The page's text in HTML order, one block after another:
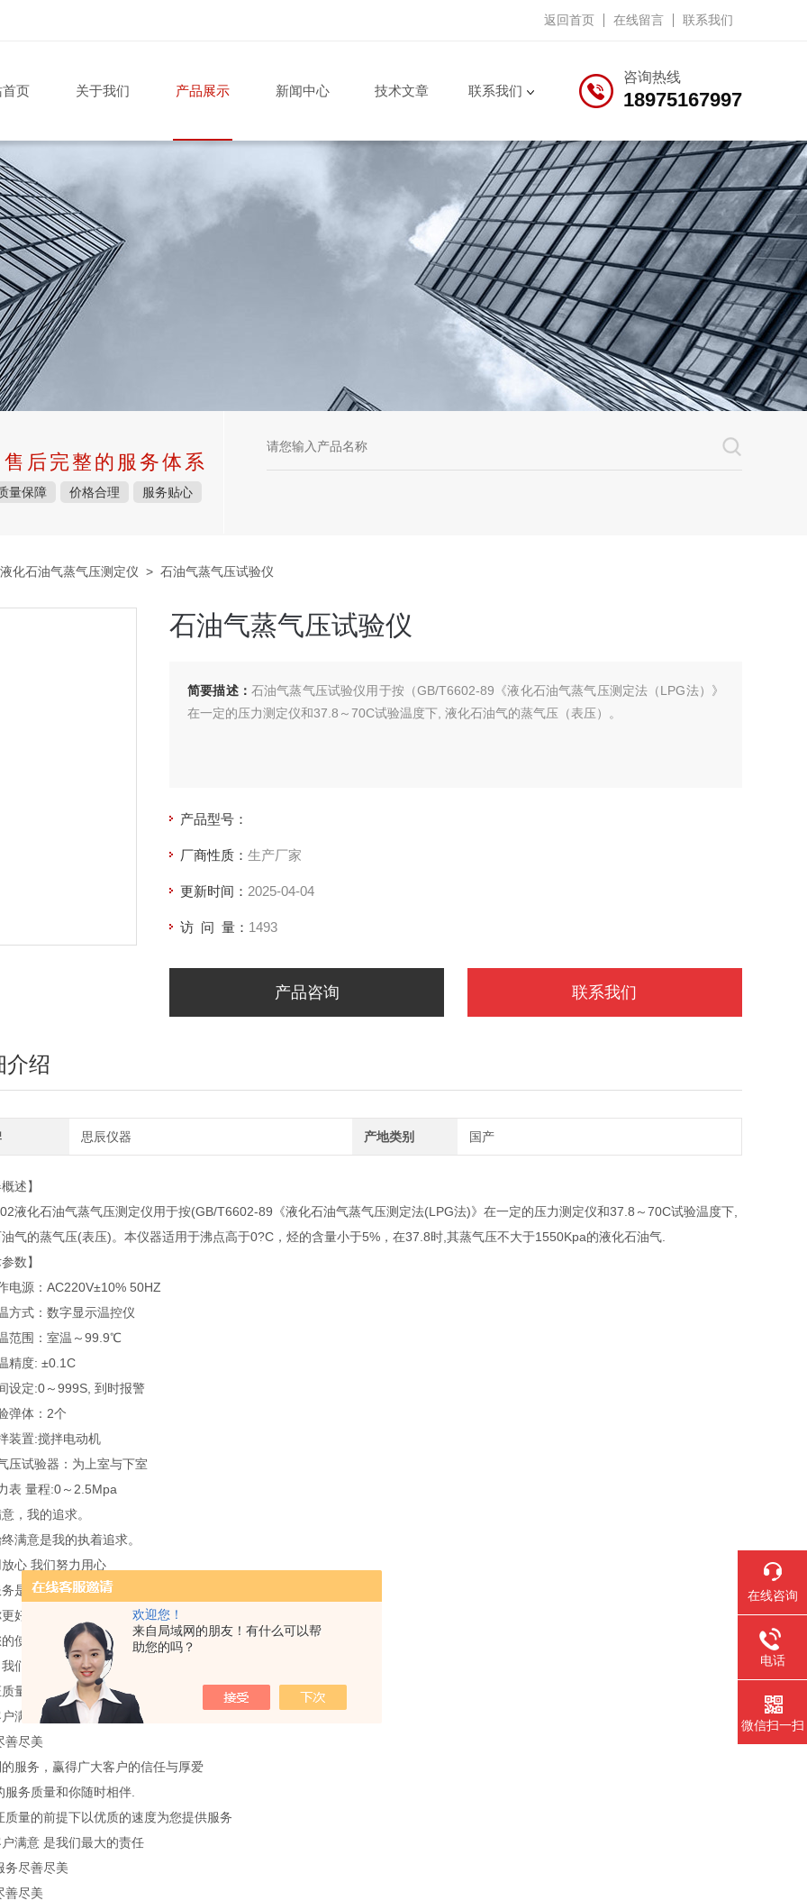
欢迎您！
来自局域网的朋友！有什么可以帮
助您的吗？
返回首页 在线留言 联系我们
咨询热线
18975167997
首页 关于我们 产品展示 新闻中心 技术文章 联系我们
后完整的服务体系
量保障 价格合理 服务贴心
液化石油气蒸气压测定仪 > 石油气蒸气压试验仪
石油气蒸气压试验仪
简要描述： 石油气蒸气压试验仪用于按（GB/T6602-89《液化石油气蒸气压测定法（LPG法）》
在一定的压力测定仪和37.8～70C试验温度下, 液化石油气的蒸气压（表压）。
产品型号：
厂商性质： 生产厂家
更新时间： 2025-04-04
访 问 量： 1493
产品咨询 联系我们
介绍
思辰仪器 产地类别 国产
述】
液化石油气蒸气压测定仪用于按(GB/T6602-89《液化石油气蒸气压测定法(LPG法)》在一定的压力测定仪和37.8～70C试验温度下,
气的蒸气压(表压)。本仪器适用于沸点高于0?C，烃的含量小于5%，在37.8时,其蒸气压不大于1550Kpa的液化石油气.
数】
电源：AC220V±10% 50HZ
方式：数字显示温控仪
范围：室温～99.9℃
精度: ±0.1C
设定:0～999S, 到时报警
弹体：2个
装置:搅拌电动机
压试验器：为上室与下室
表 量程:0～2.5Mpa
，我的追求。
满意是我的执着追求。
心 我们努力用心
是 产品的最后一道质量关
好的使用 我们在不懈努力
使用，我们不懈努力
们会做得更好
量的前提下以优质的速度为您提供服务
满意 是我们最大的责任
善尽美
的服务，赢得广大客户的信任与厚爱
服务质量和你随时相伴.
质量的前提下以优质的速度为您提供服务
满意 是我们最大的责任
务尽善尽美
善尽美
在线咨询
电话
微信扫一扫